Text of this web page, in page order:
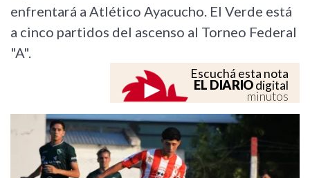
enfrentará a Atlético Ayacucho. El Verde está
a cinco partidos del ascenso al Torneo Federal
"A".
Escuchá esta nota
EL DIARIOdigital
minutos